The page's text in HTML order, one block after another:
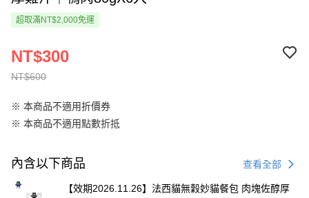
超取滿NT$2,000免運
NT$600
NT$300
※ 本商品不適用折價券
※ 本商品不適用點數折抵
內含以下商品 查看全部
【效期2026.11.26】法西貓無穀妙貓餐包 肉塊佐醇厚